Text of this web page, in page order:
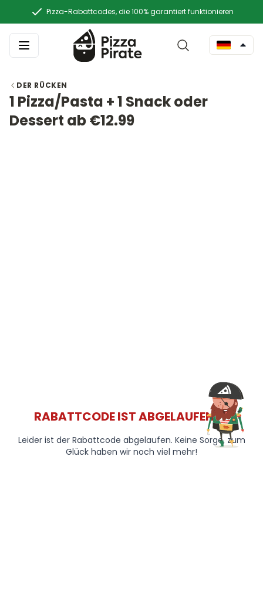
Pizza-Rabattcodes, die 100% garantiert funktionieren
DER RÜCKEN
1 Pizza/Pasta + 1 Snack oder
Dessert ab €12.99
RABATTCODE IST ABGELAUFEN 😞
Leider ist der Rabattcode abgelaufen. Keine Sorge, zum
Glück haben wir noch viel mehr!